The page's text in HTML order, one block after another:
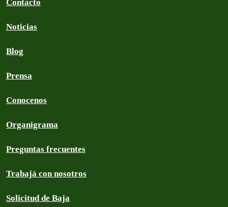
Contacto
Noticias
Blog
Prensa
Conocenos
Organigrama
Preguntas frecuentes
Trabajá con nosotros
Solicitud de Baja